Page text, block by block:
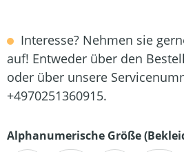
Interesse? Nehmen sie
auf! Entweder über den
oder über unsere
+4970251360915.
Alphanumerische Größe